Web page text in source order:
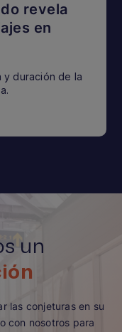
revela
en
y duración de la
un
las conjeturas en su
con nosotros para